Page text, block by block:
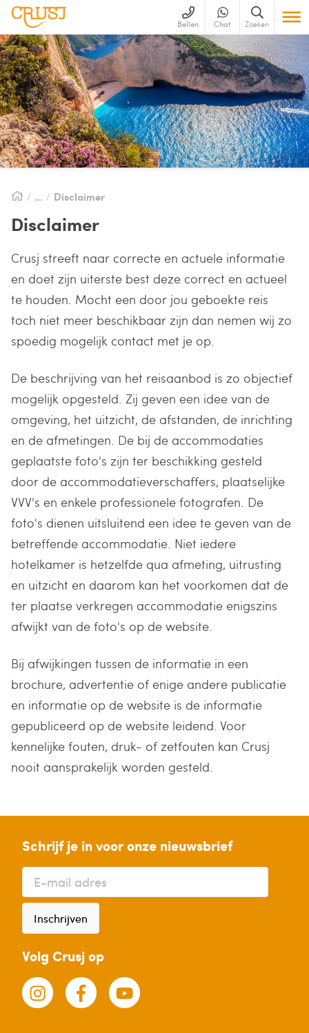
Bellen Chat Zoeken
Disclaimer
Disclaimer
Crusj streeft naar correcte en actuele informatie
en doet zijn uiterste best deze correct en actueel
te houden. Mocht een door jou geboekte reis
toch niet meer beschikbaar zijn dan nemen wij zo
spoedig mogelijk contact met je op.
De beschrijving van het reisaanbod is zo objectief
mogelijk opgesteld. Zij geven een idee van de
omgeving, het uitzicht, de afstanden, de inrichting
en de afmetingen. De bij de accommodaties
geplaatste foto's zijn ter beschikking gesteld
door de accommodatieverschaffers, plaatselijke
VVV's en enkele professionele fotografen. De
foto's dienen uitsluitend een idee te geven van de
betreffende accommodatie. Niet iedere
hotelkamer is hetzelfde qua afmeting, uitrusting
en uitzicht en daarom kan het voorkomen dat de
ter plaatse verkregen accommodatie enigszins
afwijkt van de foto's op de website.
Bij afwijkingen tussen de informatie in een
brochure, advertentie of enige andere publicatie
en informatie op de website is de informatie
gepubliceerd op de website leidend. Voor
kennelijke fouten, druk- of zetfouten kan Crusj
nooit aansprakelijk worden gesteld.
Schrijf je in voor onze nieuwsbrief
Inschrijven
Volg Crusj op